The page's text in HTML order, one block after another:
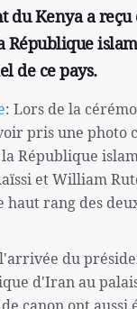
du Kenya a
République
de ce pays.
: Lors de la
pris une photo
République
et William
haut rang des
du
d'Iran au